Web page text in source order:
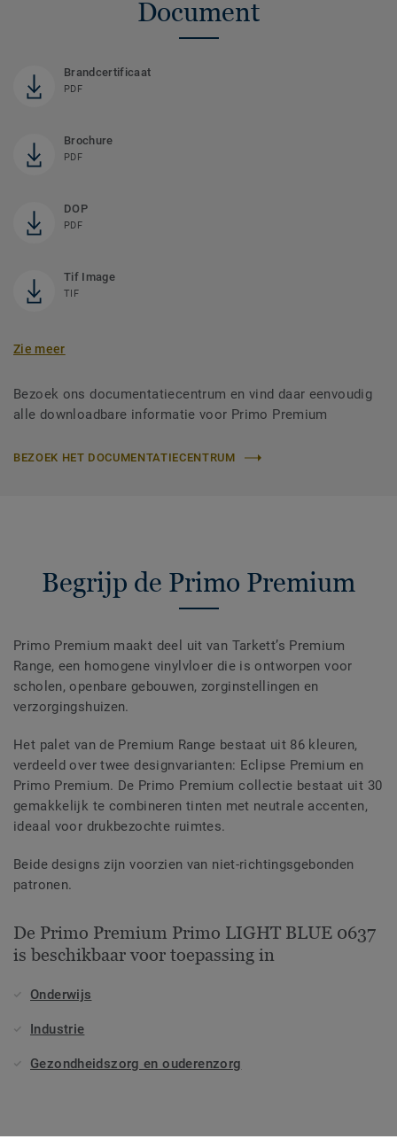
Document
Brandcertificaat
PDF
Brochure
PDF
DOP
PDF
Tif Image
TIF
Zie meer
Bezoek ons documentatiecentrum en vind daar eenvoudig
alle downloadbare informatie voor Primo Premium
BEZOEK HET DOCUMENTATIECENTRUM
Begrijp de Primo Premium
Primo Premium maakt deel uit van Tarkett’s Premium
Range, een homogene vinylvloer die is ontworpen voor
scholen, openbare gebouwen, zorginstellingen en
verzorgingshuizen.
Het palet van de Premium Range bestaat uit 86 kleuren,
verdeeld over twee designvarianten: Eclipse Premium en
Primo Premium. De Primo Premium collectie bestaat uit 30
gemakkelijk te combineren tinten met neutrale accenten,
ideaal voor drukbezochte ruimtes.
Beide designs zijn voorzien van niet-richtingsgebonden
patronen.
De Primo Premium Primo LIGHT BLUE 0637
is beschikbaar voor toepassing in
Onderwijs
Industrie
Gezondheidszorg en ouderenzorg